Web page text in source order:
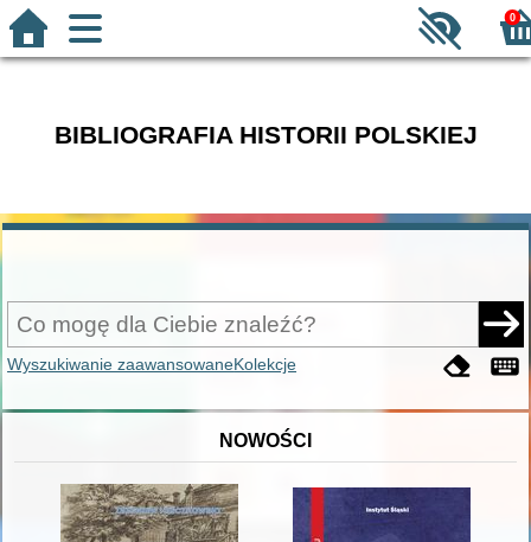
0
BIBLIOGRAFIA HISTORII POLSKIEJ
Wyszukiwanie zaawansowaneKolekcje
NOWOŚCI